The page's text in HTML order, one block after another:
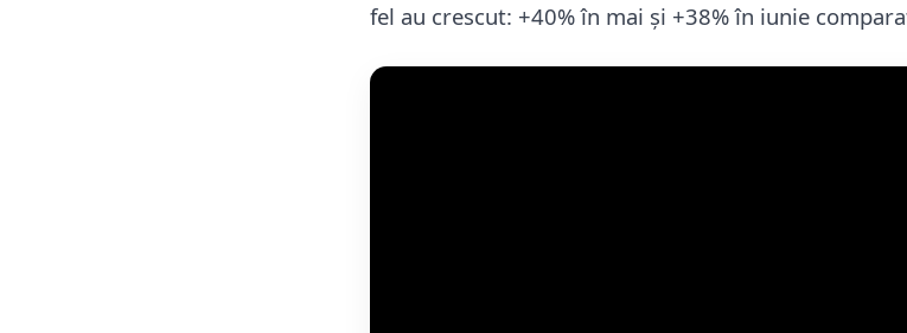
fel au crescut: +40% în mai și +38% în iunie